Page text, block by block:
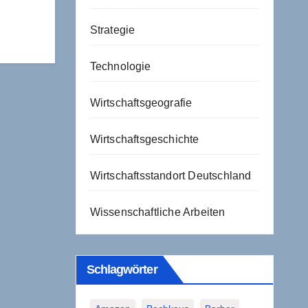
Strategie
Technologie
Wirtschaftsgeografie
Wirtschaftsgeschichte
Wirtschaftsstandort Deutschland
Wissenschaftliche Arbeiten
Schlagwörter